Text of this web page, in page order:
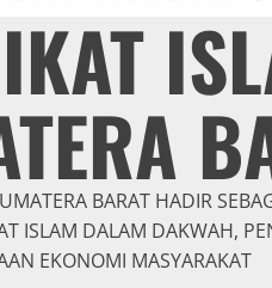
BARAT HADIR
ISLAM DALAM DAKWAH,
EKONOMI MASYARAKAT